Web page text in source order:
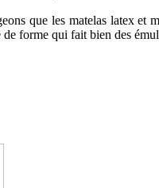
que les matelas latex
forme qui fait bien des